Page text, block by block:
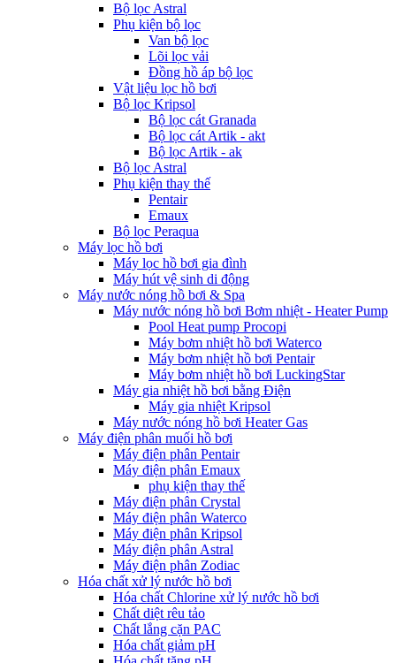
Bộ lọc Astral
Phụ kiện bộ lọc
Van bộ lọc
Lõi lọc vải
Đồng hồ áp bộ lọc
Vật liệu lọc hồ bơi
Bộ lọc Kripsol
Bộ lọc cát Granada
Bộ lọc cát Artik - akt
Bộ lọc Artik - ak
Bộ lọc Astral
Phụ kiện thay thế
Pentair
Emaux
Bộ lọc Peraqua
Máy lọc hồ bơi
Máy lọc hồ bơi gia đình
Máy hút vệ sinh di động
Máy nước nóng hồ bơi & Spa
Máy nước nóng hồ bơi Bơm nhiệt - Heater Pump
Pool Heat pump Procopi
Máy bơm nhiệt hồ bơi Waterco
Máy bơm nhiệt hồ bơi Pentair
Máy bơm nhiệt hồ bơi LuckingStar
Máy gia nhiệt hồ bơi bằng Điện
Máy gia nhiệt Kripsol
Máy nước nóng hồ bơi Heater Gas
Máy điện phân muối hồ bơi
Máy điện phân Pentair
Máy điện phân Emaux
phụ kiện thay thế
Máy điện phân Crystal
Máy điện phân Waterco
Máy điện phân Kripsol
Máy điện phân Astral
Máy điện phân Zodiac
Hóa chất xử lý nước hồ bơi
Hóa chất Chlorine xử lý nước hồ bơi
Chất diệt rêu tảo
Chất lắng cặn PAC
Hóa chất giảm pH